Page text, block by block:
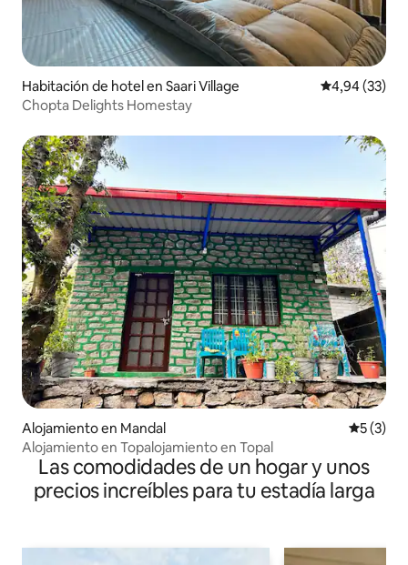
Habitación de hotel en Saari Village Calificación
4,94 (33)
Chopta Delights Homestay
Alojamiento en Mandal
5 (3)
Alojamiento en Topalojamiento en Topal
Las comodidades de un hogar y unos
precios increíbles para tu estadía larga